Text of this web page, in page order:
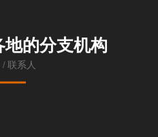
的分支机构
/ 联系人